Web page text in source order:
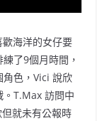
海洋的女仔要
了9個月時間，
角色，Vici 說欣
。T.Max 訪問中
就未有公報時